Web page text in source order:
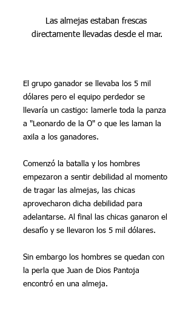
Las almejas estaban frescas
directamente llevadas desde el mar.
El grupo ganador se llevaba los 5 mil
dólares pero el equipo perdedor se
llevaría un castigo: lamerle toda la panza
a "Leonardo de la O" o que les laman la
axila a los ganadores.
Comenzó la batalla y los hombres
empezaron a sentir debilidad al momento
de tragar las almejas, las chicas
aprovecharon dicha debilidad para
adelantarse. Al final las chicas ganaron el
desafío y se llevaron los 5 mil dólares.
Sin embargo los hombres se quedan con
la perla que Juan de Dios Pantoja
encontró en una almeja.